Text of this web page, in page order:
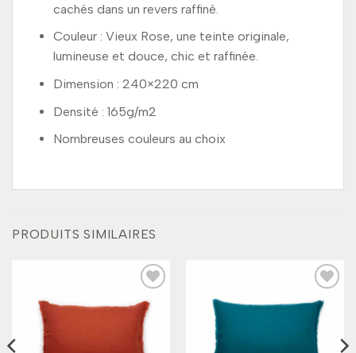
cachés dans un revers raffiné.
Couleur : Vieux Rose, une teinte originale,
lumineuse et douce, chic et raffinée.
Dimension : 240×220 cm
Densité : 165g/m2
Nombreuses couleurs au choix
PRODUITS SIMILAIRES
Add to
wishlist
Add to
wishlist